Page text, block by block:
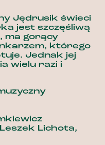
Jędrusik świeci
jest szczęśliwą
ma gorący
którego
Jednak jej
wielu razi i
Lichota,